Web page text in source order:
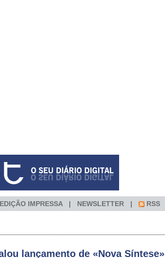
EDIÇÃO IMPRESSA NEWSLETTER RSS
lançamento de «Nova Síntese»